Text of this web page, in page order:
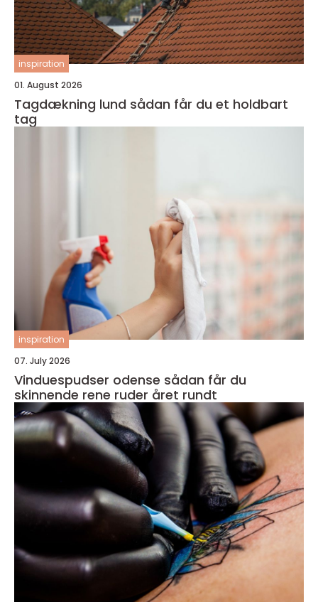
inspiration
01. August 2026
Tagdækning lund sådan får du et holdbart
tag
inspiration
07. July 2026
Vinduespudser odense sådan får du
skinnende rene ruder året rundt